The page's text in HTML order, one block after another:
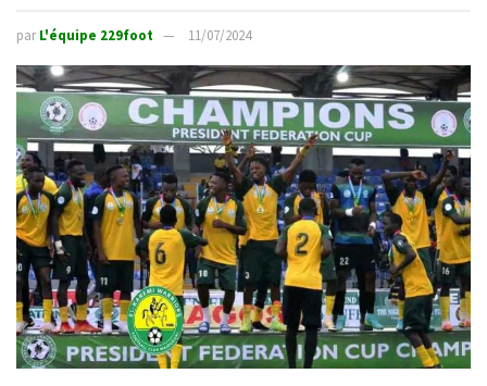
par L'équipe 229foot 11/07/2024